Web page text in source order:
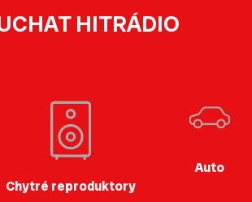
HITRÁDIO
Chytré reproduktory
Auto